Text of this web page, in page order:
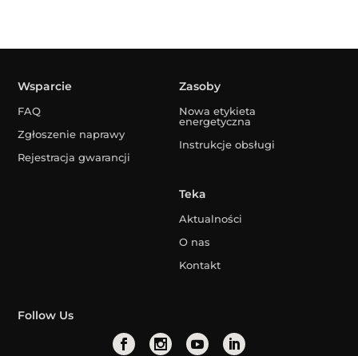
Wsparcie
FAQ
Zgłoszenie naprawy
Rejestracja gwarancji
Zasoby
Nowa etykieta
energetyczna
Instrukcje obsługi
Teka
Aktualności
O nas
Kontakt
Follow Us